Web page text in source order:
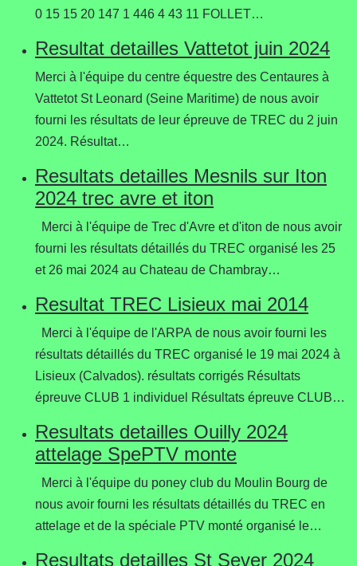
0 15 15 20 147 1 446 4 43 11 FOLLET…
Resultat detailles Vattetot juin 2024
Merci à l'équipe du centre équestre des Centaures à
Vattetot St Leonard (Seine Maritime) de nous avoir
fourni les résultats de leur épreuve de TREC du 2 juin
2024. Résultat…
Resultats detailles Mesnils sur Iton
2024 trec avre et iton
Merci à l'équipe de Trec d'Avre et d'iton de nous avoir
fourni les résultats détaillés du TREC organisé les 25
et 26 mai 2024 au Chateau de Chambray…
Resultat TREC Lisieux mai 2014
Merci à l'équipe de l'ARPA de nous avoir fourni les
résultats détaillés du TREC organisé le 19 mai 2024 à
Lisieux (Calvados). résultats corrigés Résultats
épreuve CLUB 1 individuel Résultats épreuve CLUB…
Resultats detailles Ouilly 2024
attelage SpePTV monte
Merci à l'équipe du poney club du Moulin Bourg de
nous avoir fourni les résultats détaillés du TREC en
attelage et de la spéciale PTV monté organisé le…
Resultats detailles St Sever 2024